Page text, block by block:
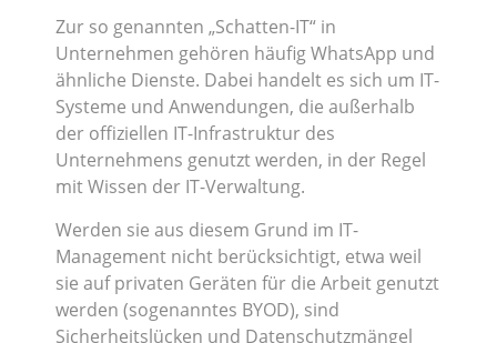
Zur so genannten „Schatten-IT“ in
Unternehmen gehören häufig WhatsApp und
ähnliche Dienste. Dabei handelt es sich um IT-
Systeme und Anwendungen, die außerhalb
der offiziellen IT-Infrastruktur des
Unternehmens genutzt werden, in der Regel
mit Wissen der IT-Verwaltung.
Werden sie aus diesem Grund im IT-
Management nicht berücksichtigt, etwa weil
sie auf privaten Geräten für die Arbeit genutzt
werden (sogenanntes BYOD), sind
Sicherheitslücken und Datenschutzmängel